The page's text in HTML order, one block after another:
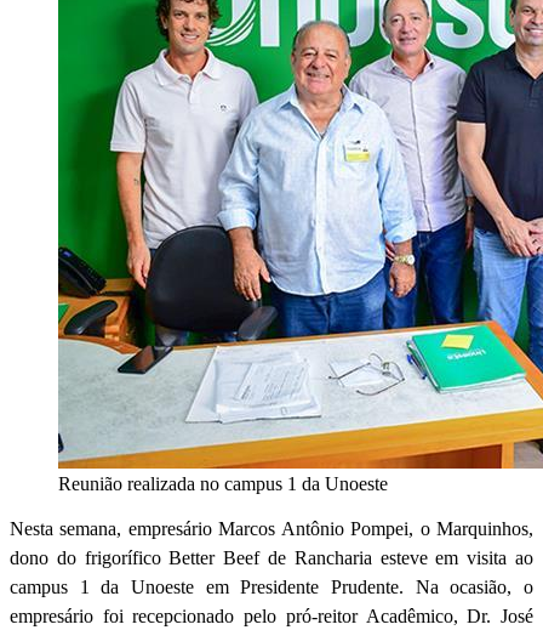
Reunião realizada no campus 1 da Unoeste
Nesta semana, empresário Marcos Antônio Pompei, o Marquinhos,
dono do frigorífico Better Beef de Rancharia esteve em visita ao
campus 1 da Unoeste em Presidente Prudente. Na ocasião, o
empresário foi recepcionado pelo pró-reitor Acadêmico, Dr. José